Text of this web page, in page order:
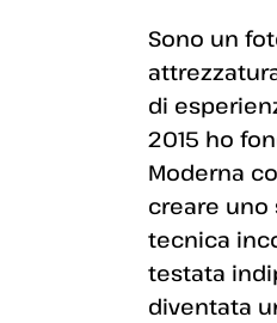
Sono un
di
2015 ho
Moderna
creare uno
tecnica
testata
diventata